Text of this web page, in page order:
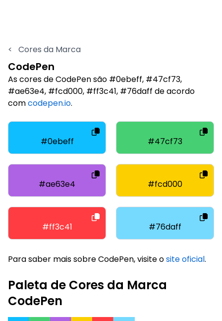
< Cores da Marca
CodePen
As cores de CodePen são #0ebeff, #47cf73,
#ae63e4, #fcd000, #ff3c41, #76daff de acordo
comcodepen.io.
#0ebeff #47cf73
#ae63e4 #fcd000
#ff3c41 #76daff
Para saber mais sobre CodePen, visite osite oficial.
Paleta de Cores da Marca
CodePen